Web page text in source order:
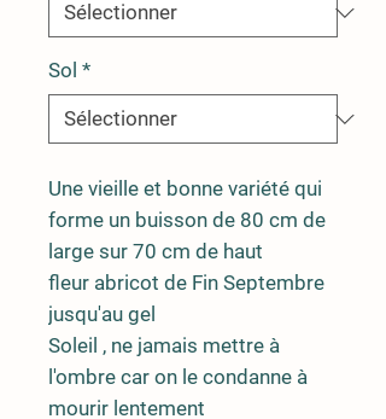
Sol *
Une vieille et bonne variété qui
forme un buisson de 80 cm de
large sur 70 cm de haut
fleur abricot de Fin Septembre
jusqu'au gel
Soleil , ne jamais mettre à
l'ombre car on le condanne à
mourir lentement